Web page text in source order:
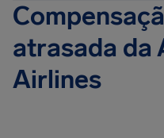
atrasada da
Airlines